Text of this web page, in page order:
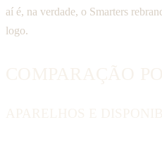
aí é, na verdade, o Smarters
logo.